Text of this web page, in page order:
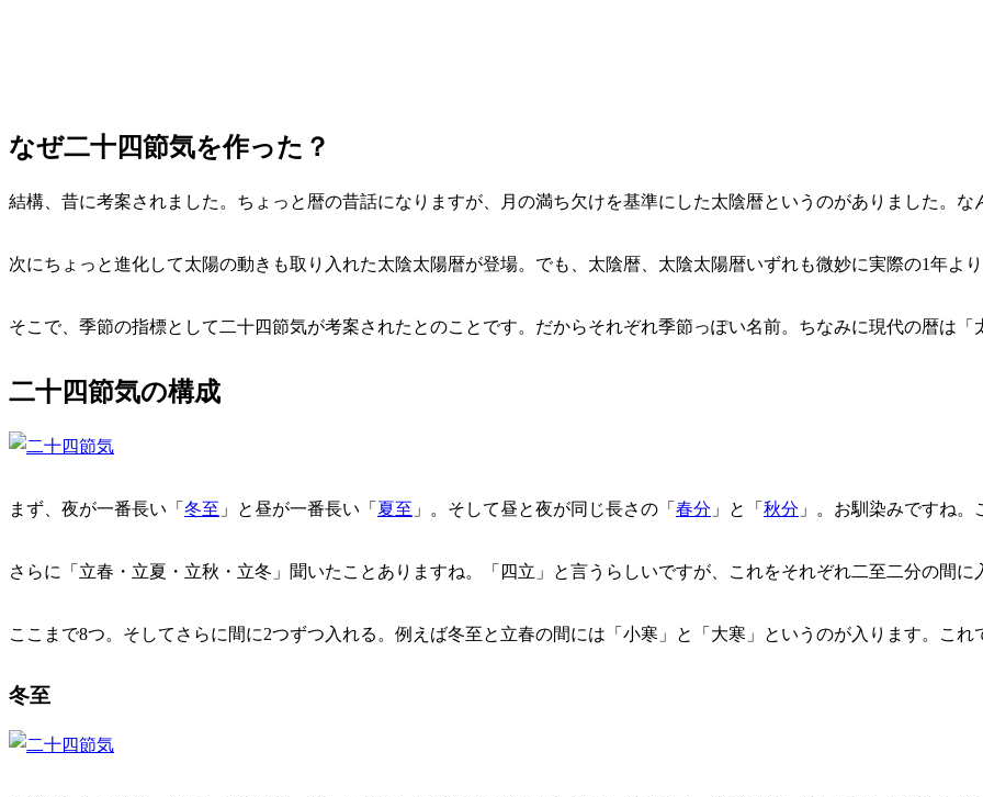
なぜ二十四節気を作った？
結構、昔に考案されました。ちょっと暦の昔話になりますが、月の満ち欠けを基準にした太陰暦というのがありました。な
次にちょっと進化して太陽の動きも取り入れた太陰太陽暦が登場。でも、太陰暦、太陰太陽暦いずれも微妙に実際の1年よ
そこで、季節の指標として二十四節気が考案されたとのことです。だからそれぞれ季節っぽい名前。ちなみに現代の暦は「
二十四節気の構成
まず、夜が一番長い「 冬至 」と昼が一番長い「 夏至 」。そして昼と夜が同じ長さの「 春分 」と「 秋分 」。お馴染みですね。
さらに「立春・立夏・立秋・立冬」聞いたことありますね。「四立」と言うらしいですが、これをそれぞれ二至二分の間に
ここまで8つ。そしてさらに間に2つずつ入れる。例えば冬至と立春の間には「小寒」と「大寒」というのが入ります。これ
冬至